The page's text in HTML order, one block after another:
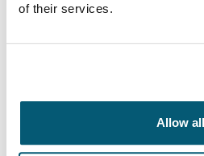
of their services.
Allow all
Bolsos para
computadora portátil están
todo organizado. Ya sea que
desde casa, protegerás tus